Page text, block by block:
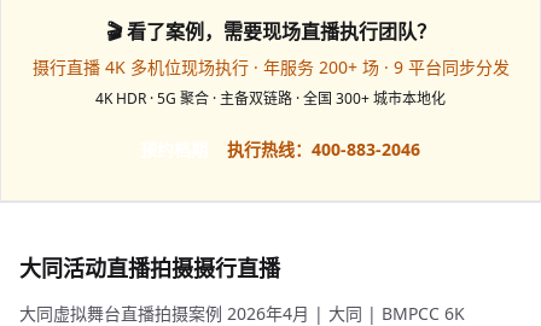
🎬 看了案例，需要现场直播执行团队？
摄行直播 4K 多机位现场执行 · 年服务 200+ 场 · 9 平台同步分发
4K HDR · 5G 聚合 · 主备双链路 · 全国 300+ 城市本地化
执行热线：400-883-2046
大同活动直播拍摄摄行直播
大同虚拟舞台直播拍摄案例 2026年4月 | 大同 | BMPCC 6K